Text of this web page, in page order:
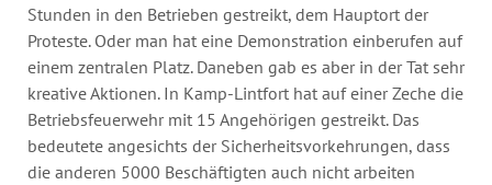
Stunden in den Betrieben gestreikt, dem Hauptort der
Proteste. Oder man hat eine Demonstration einberufen auf
einem zentralen Platz. Daneben gab es aber in der Tat sehr
kreative Aktionen. In Kamp-Lintfort hat auf einer Zeche die
Betriebsfeuerwehr mit 15 Angehörigen gestreikt. Das
bedeutete angesichts der Sicherheitsvorkehrungen, dass
die anderen 5000 Beschäftigten auch nicht arbeiten